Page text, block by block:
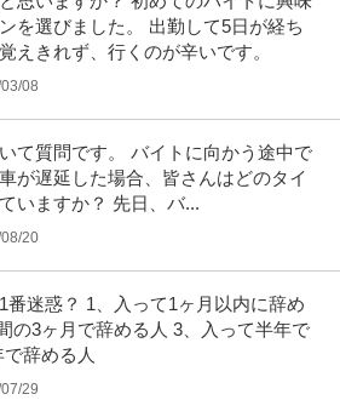
を選びました。 出勤して5日が経ち
えきれず、行くのが辛いです。
08
て質問です。 バイトに向かう途中で
が遅延した場合、皆さんはどのタイ
いますか？ 先日、バ...
20
番迷惑？ 1、入って1ヶ月以内に辞め
の3ヶ月で辞める人 3、入って半年で
辞める人
29